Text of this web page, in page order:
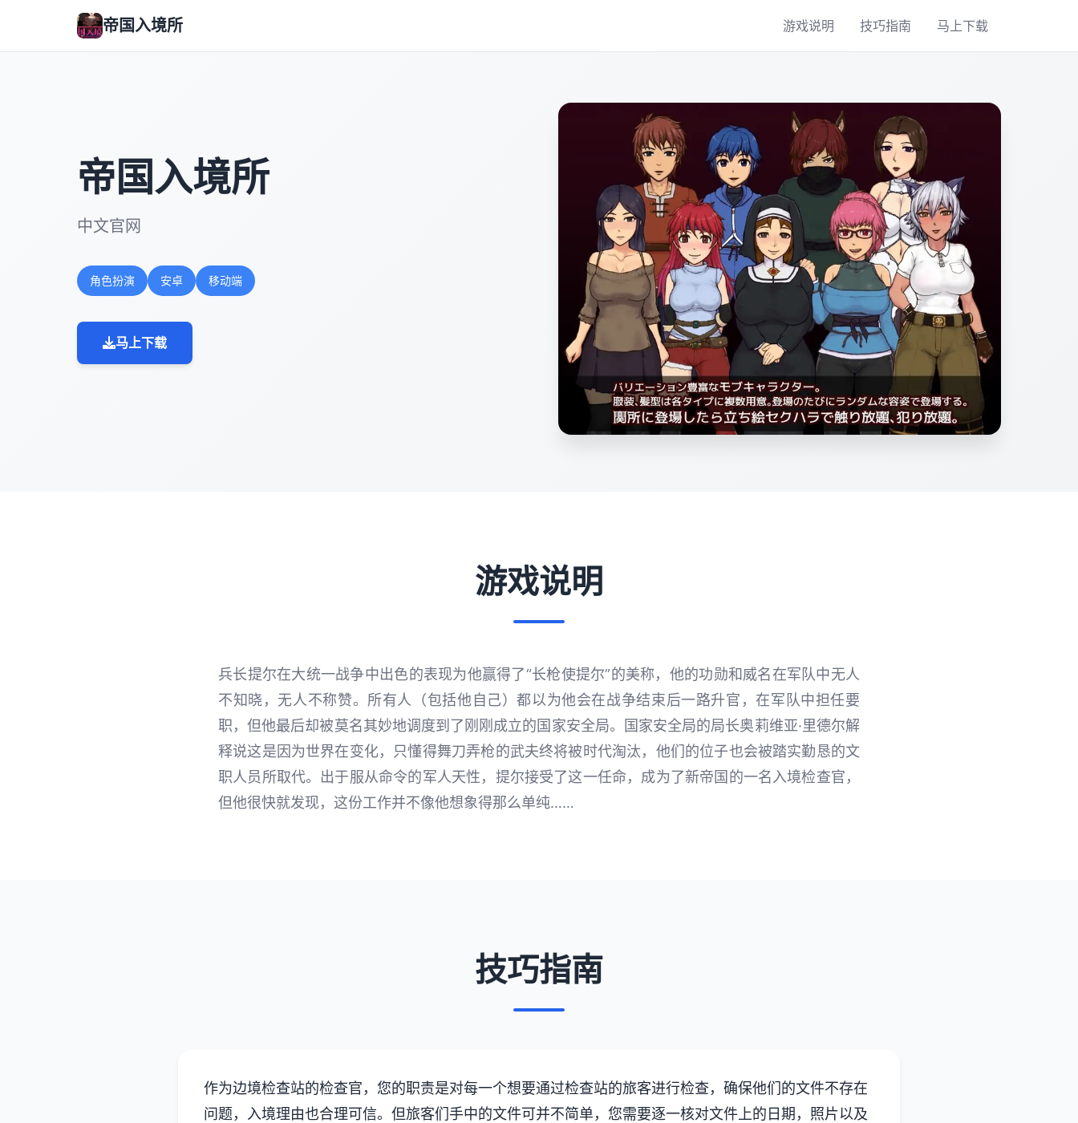
帝国入境所 游戏说明 技巧指南 马上下载
帝国入境所
中文官网
角色扮演 安卓 移动端
马上下载
游戏说明
兵长提尔在大统一战争中出色的表现为他赢得了“长枪使提尔”的美称，他的功勋和威名在军队中无人
不知晓，无人不称赞。所有人（包括他自己）都以为他会在战争结束后一路升官，在军队中担任要
职，但他最后却被莫名其妙地调度到了刚刚成立的国家安全局。国家安全局的局长奥莉维亚·里德尔解
释说这是因为世界在变化，只懂得舞刀弄枪的武夫终将被时代淘汰，他们的位子也会被踏实勤恳的文
职人员所取代。出于服从命令的军人天性，提尔接受了这一任命，成为了新帝国的一名入境检查官，
但他很快就发现，这份工作并不像他想象得那么单纯……
技巧指南
作为边境检查站的检查官，您的职责是对每一个想要通过检查站的旅客进行检查，确保他们的文件不存在
问题，入境理由也合理可信。但旅客们手中的文件可并不简单，您需要逐一核对文件上的日期，照片以及